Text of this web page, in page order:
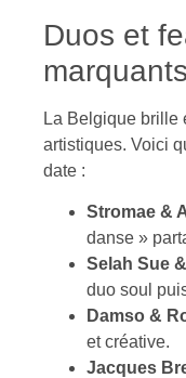
Duos et
marquants
La Belgique brille
artistiques. Voici
date :
Stromae &
danse »
Selah Sue
duo soul
Damso &
et créative.
Jacques